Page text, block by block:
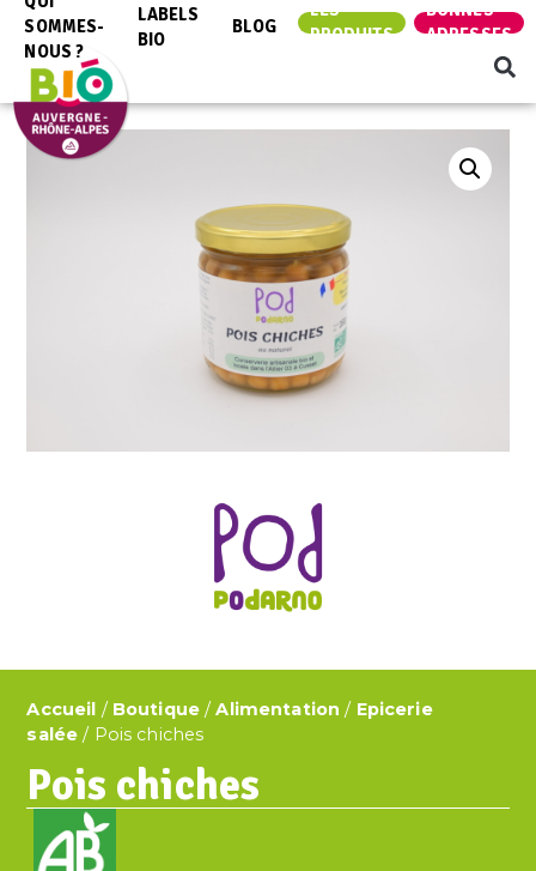
SOMMES-
NOUS ?
LABELS
BIO
BLOG
LES
PRODUITS
BONNES
ADRESSES
Accueil / Boutique /Alimentation / Epicerie
salée / Pois chiches
Pois chiches